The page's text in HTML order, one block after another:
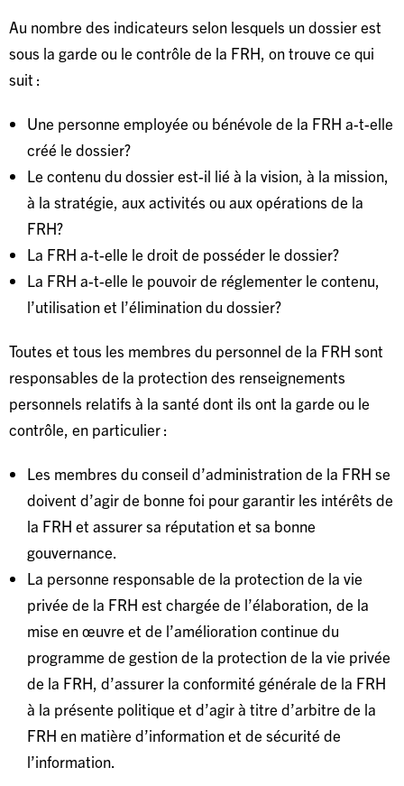
Au nombre des indicateurs selon lesquels un dossier est
sous la garde ou le contrôle de la FRH, on trouve ce qui
suit :
Une personne employée ou bénévole de la FRH a-t-elle
créé le dossier?
Le contenu du dossier est-il lié à la vision, à la mission,
à la stratégie, aux activités ou aux opérations de la
FRH?
La FRH a-t-elle le droit de posséder le dossier?
La FRH a-t-elle le pouvoir de réglementer le contenu,
l’utilisation et l’élimination du dossier?
Toutes et tous les membres du personnel de la FRH sont
responsables de la protection des renseignements
personnels relatifs à la santé dont ils ont la garde ou le
contrôle, en particulier :
Les membres du conseil d’administration de la FRH se
doivent d’agir de bonne foi pour garantir les intérêts de
la FRH et assurer sa réputation et sa bonne
gouvernance.
La personne responsable de la protection de la vie
privée de la FRH est chargée de l’élaboration, de la
mise en œuvre et de l’amélioration continue du
programme de gestion de la protection de la vie privée
de la FRH, d’assurer la conformité générale de la FRH
à la présente politique et d’agir à titre d’arbitre de la
FRH en matière d’information et de sécurité de
l’information.